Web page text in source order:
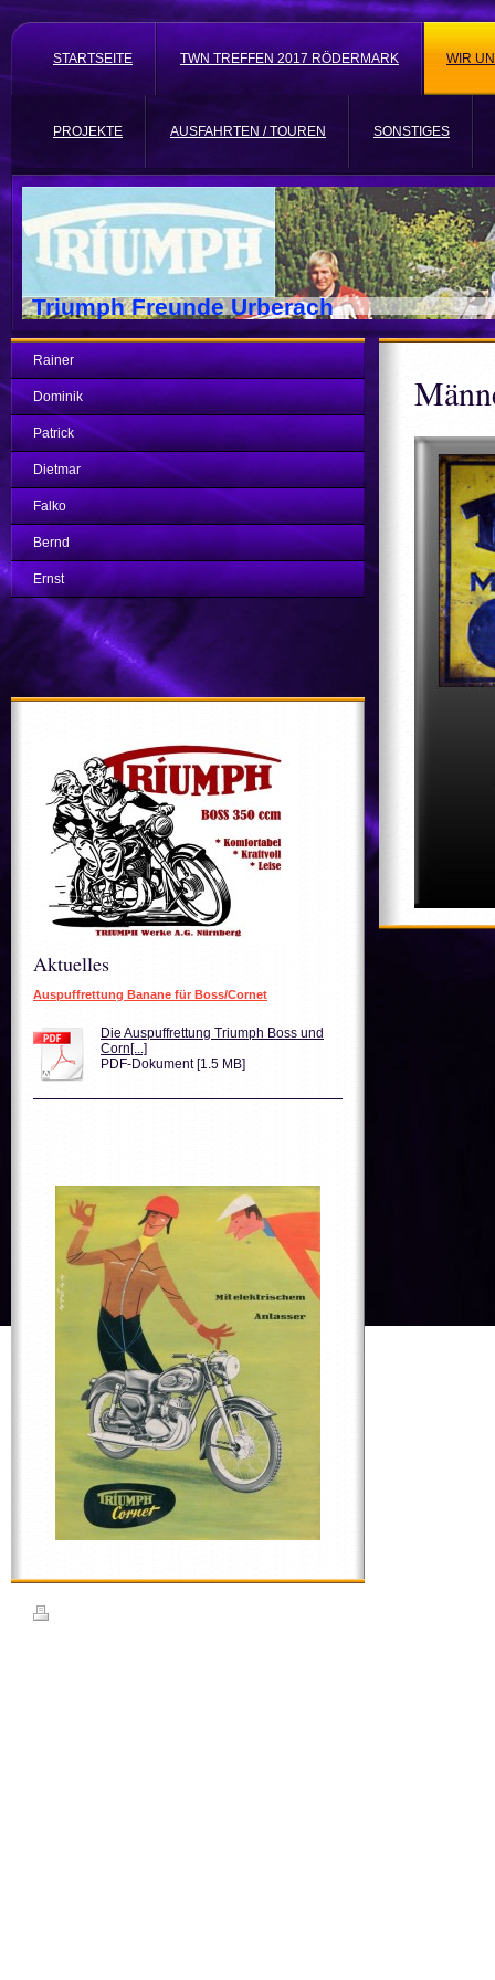
STARTSEITE TWN TREFFEN 2017 RÖDERMARK WIR
PROJEKTE AUSFAHRTEN / TOUREN SONSTIGES
Triumph Freunde Urberach
Rainer
Dominik
Patrick
Dietmar
Falko
Bernd
Ernst
Aktuelles
Auspuffrettung Banane für Boss/Cornet
Die Auspuffrettung Triumph Boss und
Corn[...]
PDF-Dokument [1.5 MB]